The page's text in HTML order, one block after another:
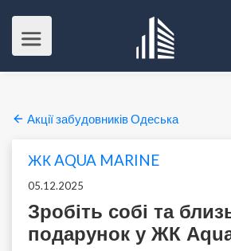
Акції забудовників Одеська
ЖК AQUA MARINE
05.12.2025
Зробіть собі та
подарунок у ЖК